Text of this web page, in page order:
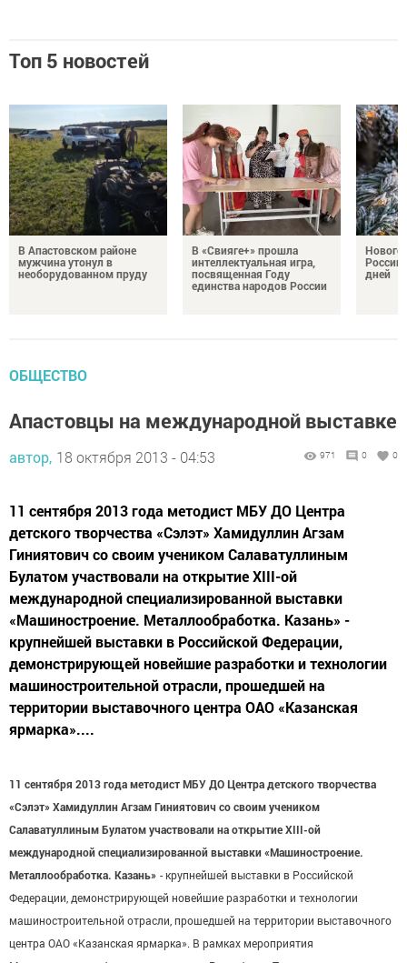
Топ 5 новостей
В Апастовском районе
мужчина утонул в
необорудованном пруду
В «Свияге+» прошла
интеллектуальная игра,
посвященная Году
единства народов России
России
дней
ОБЩЕСТВО
Апастовцы на международной выставке
автор, 18 октября 2013 - 04:53 971 0 0
11 сентября 2013 года методист МБУ ДО Центра
детского творчества «Сэлэт» Хамидуллин Агзам
Гиниятович со своим учеником Салаватуллиным
Булатом участвовали на открытие XIII-ой
международной специализированной выставки
«Машиностроение. Металлообработка. Казань» -
крупнейшей выставки в Российской Федерации,
демонстрирующей новейшие разработки и технологии
машиностроительной отрасли, прошедшей на
территории выставочного центра ОАО «Казанская
ярмарка»....
11 сентября 2013 года методист МБУ ДО Центра детского творчества
«Сэлэт» Хамидуллин Агзам Гиниятович со своим учеником
Салаватуллиным Булатом участвовали на открытие XIII-ой
международной специализированной выставки «Машиностроение.
Металлообработка. Казань» - крупнейшей выставки в Российской
Федерации, демонстрирующей новейшие разработки и технологии
машиностроительной отрасли, прошедшей на территории выставочного
центра ОАО «Казанская ярмарка». В рамках мероприятия